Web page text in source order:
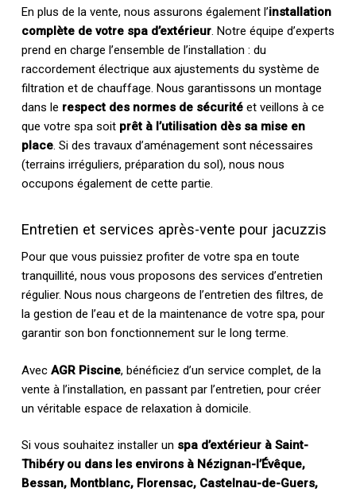
En plus de la vente, nous assurons également l’installation
complète de votre spa d’extérieur. Notre équipe d’experts
prend en charge l’ensemble de l’installation : du
raccordement électrique aux ajustements du système de
filtration et de chauffage. Nous garantissons un montage
dans le respect des normes de sécuritéet veillons à ce
que votre spa soit prêt à l’utilisation dès sa mise en
place. Si des travaux d’aménagement sont nécessaires
(terrains irréguliers, préparation du sol), nous nous
occupons également de cette partie.
Entretien et services après-vente pour jacuzzis
Pour que vous puissiez profiter de votre spa en toute
tranquillité, nous vous proposons des services d’entretien
régulier. Nous nous chargeons de l’entretien des filtres, de
la gestion de l’eau et de la maintenance de votre spa, pour
garantir son bon fonctionnement sur le long terme.
Avec AGR Piscine, bénéficiez d’un service complet, de la
vente à l’installation, en passant par l’entretien, pour créer
un véritable espace de relaxation à domicile.
Si vous souhaitez installer un spa d’extérieur à Saint-
Thibéry ou dans les environs à Nézignan-l’Évêque,
Bessan, Montblanc, Florensac, Castelnau-de-Guers,